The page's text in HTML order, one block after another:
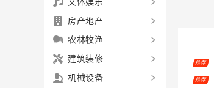
推荐
推荐
房产地产
农林牧渔
建筑装修
机械设备